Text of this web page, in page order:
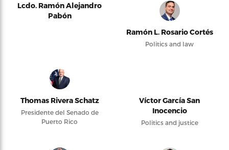
Lcdo. Ramón Alejandro
Pabón
Ramón L. Rosario Cortés
Politics and law
Thomas Rivera Schatz
Presidente del Senado de
Puerto Rico
Víctor García San
Inocencio
Politics and justice